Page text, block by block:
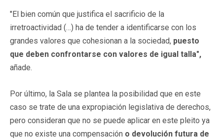
"El bien común que justifica el sacrificio de la
irretroactividad (…) ha de tender a identificarse con los
grandes valores que cohesionan a la sociedad, puesto
que deben confrontarse con valores de igual talla",
añade.
Por último, la Sala se plantea la posibilidad que en este
caso se trate de una expropiación legislativa de derechos,
pero consideran que no se puede aplicar en este pleito ya
que no existe una compensación o devolución futura de